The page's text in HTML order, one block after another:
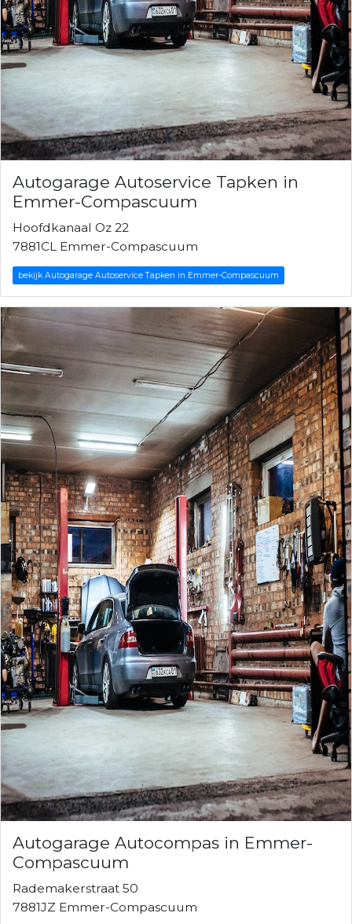
Autogarage Autoservice Tapken in
Emmer-Compascuum
Hoofdkanaal Oz 22
7881CL Emmer-Compascuum
bekijk Autogarage Autoservice Tapken in Emmer-Compascuum
Autogarage Autocompas in Emmer-
Compascuum
Rademakerstraat 50
7881JZ Emmer-Compascuum